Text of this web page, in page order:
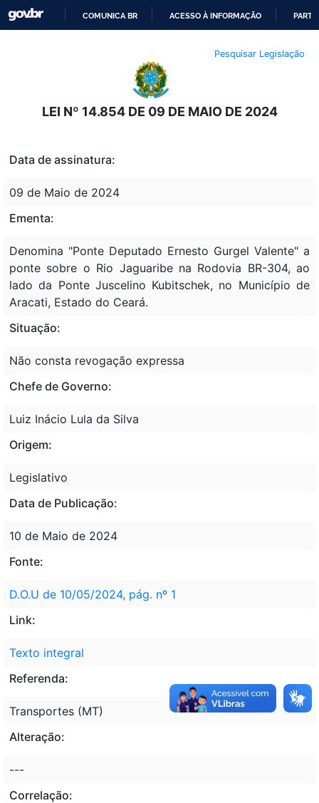
O
CONTEÚDO
COMUNICA BR ACESSO À INFORMAÇÃO
Pesquisar Legislação
LEI Nº 14.854 DE 09 DE MAIO DE 2024
Data de assinatura:
09 de Maio de 2024
Ementa:
Denomina "Ponte Deputado Ernesto Gurgel Valente" a
ponte sobre o Rio Jaguaribe na Rodovia BR-304, ao
lado da Ponte Juscelino Kubitschek, no Município de
Aracati, Estado do Ceará.
Situação:
Não consta revogação expressa
Chefe de Governo:
Luiz Inácio Lula da Silva
Origem:
Legislativo
Data de Publicação:
10 de Maio de 2024
Fonte:
D.O.U de 10/05/2024, pág. nº 1
Link:
Texto integral
Referenda:
Transportes (MT)
Alteração:
---
Correlação: